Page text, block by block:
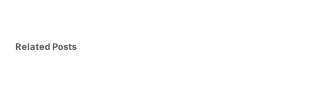
Related Posts